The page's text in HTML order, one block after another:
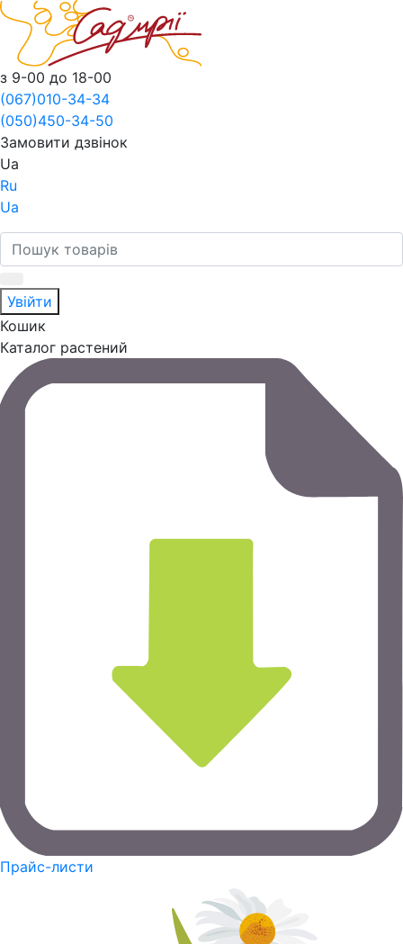
з 9-00 до 18-00
(067)010-34-34
(050)450-34-50
Замовити дзвінок
Ua
Ru
Ua
Увійти
Кошик
Каталог растений
Прайс-листи